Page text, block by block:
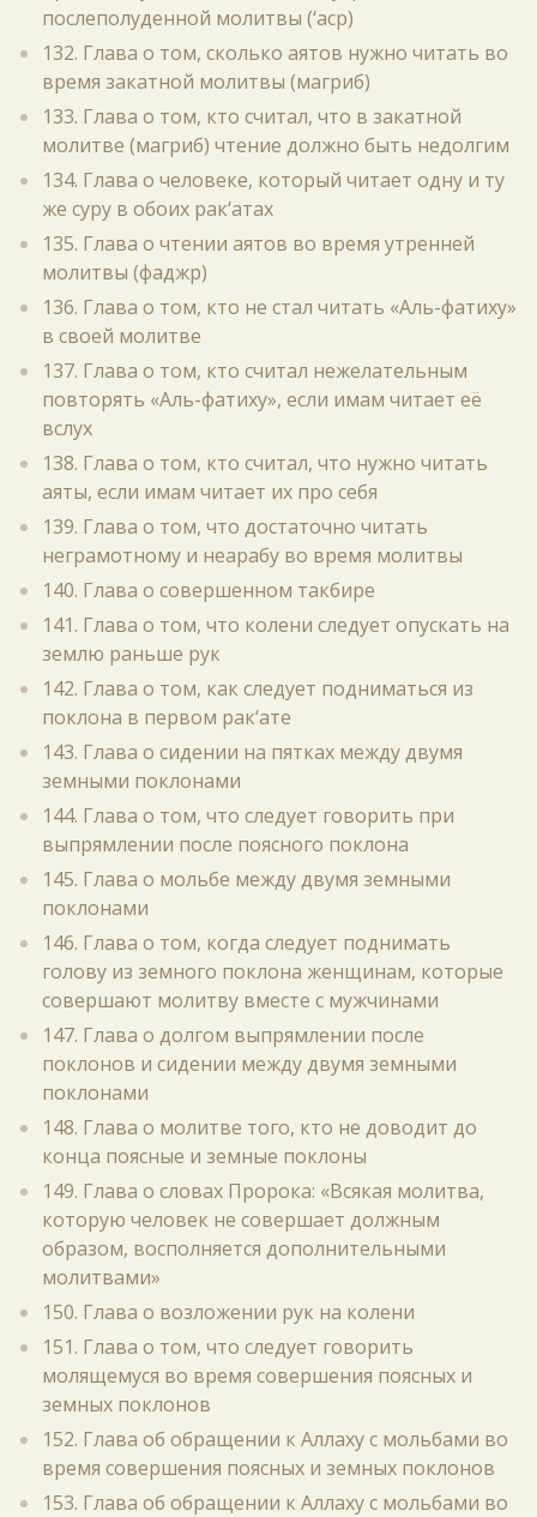
послеполуденной молитвы (‘аср)
132. Глава о том, сколько аятов нужно читать во
время закатной молитвы (магриб)
133. Глава о том, кто считал, что в закатной
молитве (магриб) чтение должно быть недолгим
134. Глава о человеке, который читает одну и ту
же суру в обоих рак‘атах
135. Глава о чтении аятов во время утренней
молитвы (фаджр)
136. Глава о том, кто не стал читать «Аль-фатиху»
в своей молитве
137. Глава о том, кто считал нежелательным
повторять «Аль-фатиху», если имам читает её
вслух
138. Глава о том, кто считал, что нужно читать
аяты, если имам читает их про себя
139. Глава о том, что достаточно читать
неграмотному и неарабу во время молитвы
140. Глава о совершенном такбире
141. Глава о том, что колени следует опускать на
землю раньше рук
142. Глава о том, как следует подниматься из
поклона в первом рак‘ате
143. Глава о сидении на пятках между двумя
земными поклонами
144. Глава о том, что следует говорить при
выпрямлении после поясного поклона
145. Глава о мольбе между двумя земными
поклонами
146. Глава о том, когда следует поднимать
голову из земного поклона женщинам, которые
совершают молитву вместе с мужчинами
147. Глава о долгом выпрямлении после
поклонов и сидении между двумя земными
поклонами
148. Глава о молитве того, кто не доводит до
конца поясные и земные поклоны
149. Глава о словах Пророка: «Всякая молитва,
которую человек не совершает должным
образом, восполняется дополнительными
молитвами»
150. Глава о возложении рук на колени
151. Глава о том, что следует говорить
молящемуся во время совершения поясных и
земных поклонов
152. Глава об обращении к Аллаху с мольбами во
время совершения поясных и земных поклонов
153. Глава об обращении к Аллаху с мольбами во